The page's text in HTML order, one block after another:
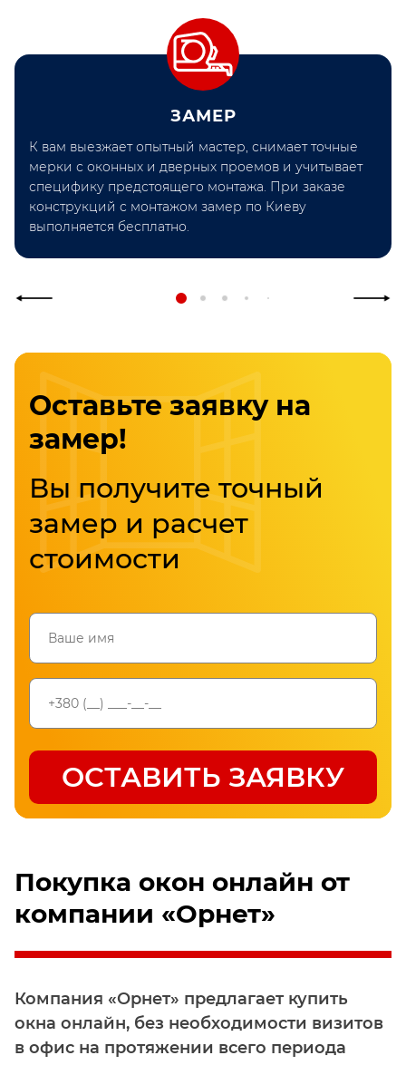
ЗАМЕР
К вам выезжает опытный мастер, снимает точные
мерки с оконных и дверных проемов и учитывает
специфику предстоящего монтажа. При заказе
конструкций с монтажом замер по Киеву
выполняется бесплатно.
Оставьте заявку на
замер!
Вы получите точный
замер и расчет
стоимости
ОСТАВИТЬ ЗАЯВКУ
Покупка окон онлайн от
компании «Орнет»
Компания «Орнет» предлагает купить
окна онлайн, без необходимости визитов
в офис на протяжении всего периода